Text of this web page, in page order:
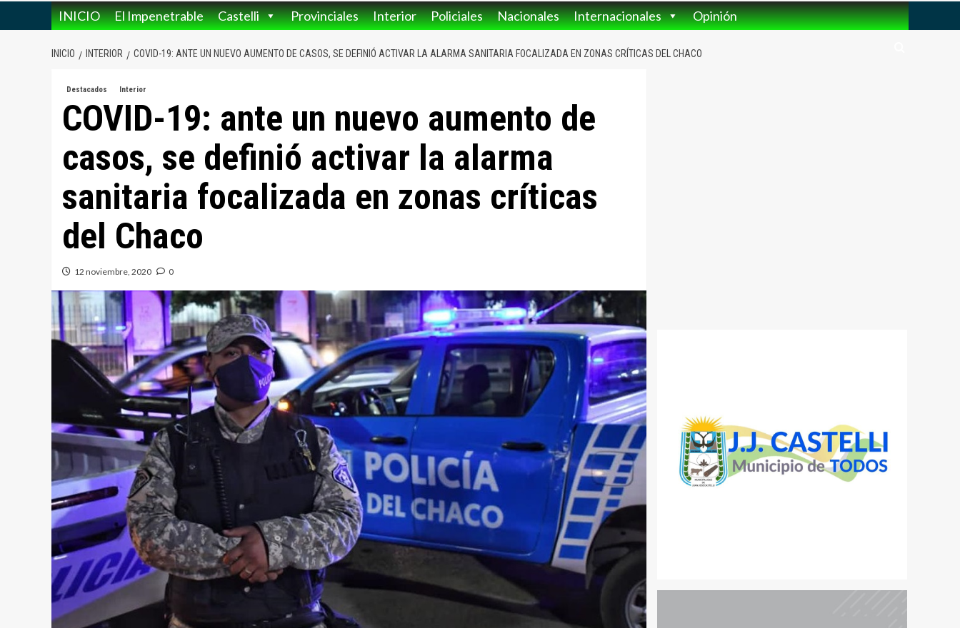
INICIO El Impenetrable Castelli Provinciales Interior Policiales Nacionales Internacionales Opinión
INICIO INTERIOR COVID-19: ANTE UN NUEVO AUMENTO DE CASOS, SE DEFINIÓ ACTIVAR LA ALARMA SANITARIA FOCALIZADA EN ZONAS CRÍTICAS DEL CHACO
Destacados Interior
COVID-19: ante un nuevo aumento de
casos, se definió activar la alarma
sanitaria focalizada en zonas críticas
del Chaco
12 noviembre, 2020 0